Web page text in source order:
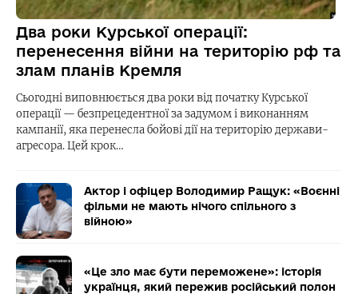
Два роки Курської операції:
перенесення війни на територію рф та
злам планів Кремля
Сьогодні виповнюється два роки від початку Курської
операції — безпрецедентної за задумом і виконанням
кампанії, яка перенесла бойові дії на територію держави-
агресора. Цей крок…
Актор і офіцер Володимир Ращук: «Воєнні
фільми не мають нічого спільного з
війною»
«Це зло має бути переможене»: історія
українця, який пережив російський полон